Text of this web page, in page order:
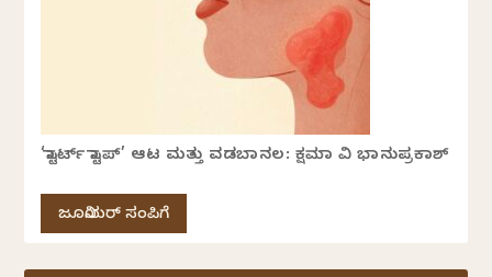
‘ಸ್ಟಾರ್ಟ್ ಸ್ಟಾಪ್’ ಆಟ ಮತ್ತು ವಡಬಾನಲ: ಕ್ಷಮಾ ವಿ ಭಾನುಪ್ರಕಾಶ್
ಜೂನಿಯರ್ ಸಂಪಿಗೆ